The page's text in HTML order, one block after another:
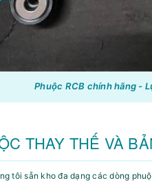
Phuộc RCB chính hãng -
THAY THẾ VÀ
tôi sẵn kho đa dạng các dòng